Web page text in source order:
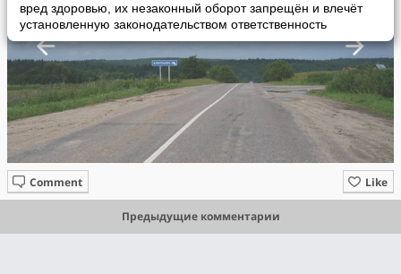
вред здоровью, их незаконный оборот запрещён и влечёт
установленную законодательством ответственность
Like
Comment
Предыдущие комментарии